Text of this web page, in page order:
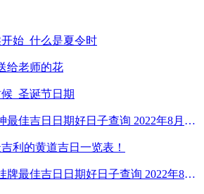
始_什么是夏令时
给老师的花
_圣诞节日期
2022年8月移财神最佳吉日日期好日子查询 2022年8月移财神吉日一览
利的黄道吉日一览表！
2022年8月上牌挂牌最佳吉日日期好日子查询 2022年8月上牌吉日精选